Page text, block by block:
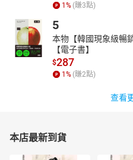
1% (賺3點)
5
本物【韓國現象級暢
【電子書】
$287
1% (賺2點)
查看
本店最新到貨